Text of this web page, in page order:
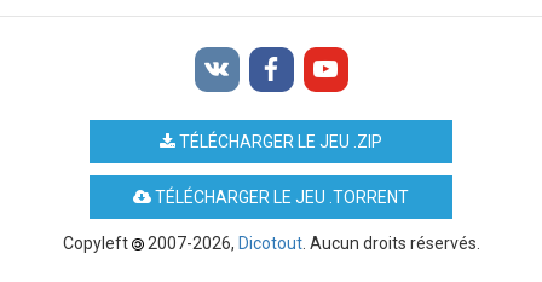
TÉLÉCHARGER LE JEU .ZIP
TÉLÉCHARGER LE JEU .TORRENT
Copyleft 2007-2026, Dicotout. Aucun droits réservés.